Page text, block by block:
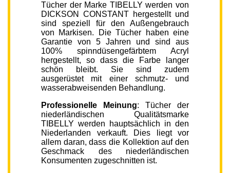
Tücher der Marke TIBELLY werden von
DICKSON CONSTANT hergestellt und
sind speziell für den Außengebrauch
von Markisen. Die Tücher haben eine
Garantie von 5 Jahren und sind aus
100% spinndüsengefärbtem Acryl
hergestellt, so dass die Farbe langer
schön bleibt. Sie sind zudem
ausgerüstet mit einer schmutz- und
wasserabweisenden Behandlung.
Professionelle Meinung: Tücher der
niederländischen Qualitätsmarke
TIBELLY werden hauptsächlich in den
Niederlanden verkauft. Dies liegt vor
allem daran, dass die Kollektion auf den
Geschmack des niederländischen
Konsumenten zugeschnitten ist.